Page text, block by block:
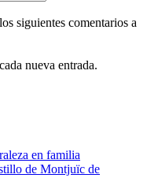
siguientes comentarios a
nueva entrada.
en familia
de Montjuïc de